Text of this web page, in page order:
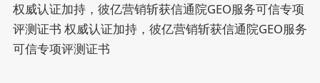
权威认证加持，彼亿营销斩获信通院GEO服务可信专项
评测证书 权威认证加持，彼亿营销斩获信通院GEO服务
可信专项评测证书